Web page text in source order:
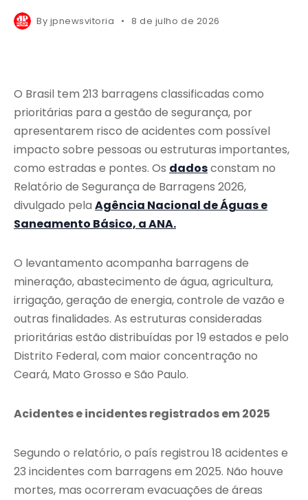
By jpnewsvitoria 8 de julho de 2026
O Brasil tem 213 barragens classificadas como
prioritárias para a gestão de segurança, por
apresentarem risco de acidentes com possível
impacto sobre pessoas ou estruturas importantes,
como estradas e pontes. Os dadosconstam no
Relatório de Segurança de Barragens 2026,
divulgado pela Agência Nacional de Águas e
Saneamento Básico, a ANA.
O levantamento acompanha barragens de
mineração, abastecimento de água, agricultura,
irrigação, geração de energia, controle de vazão e
outras finalidades. As estruturas consideradas
prioritárias estão distribuídas por 19 estados e pelo
Distrito Federal, com maior concentração no
Ceará, Mato Grosso e São Paulo.
Acidentes e incidentes registrados em 2025
Segundo o relatório, o país registrou 18 acidentes e
23 incidentes com barragens em 2025. Não houve
mortes, mas ocorreram evacuações de áreas